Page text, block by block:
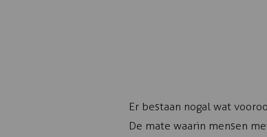
Er bestaan nogal wat
De mate waarin mensen